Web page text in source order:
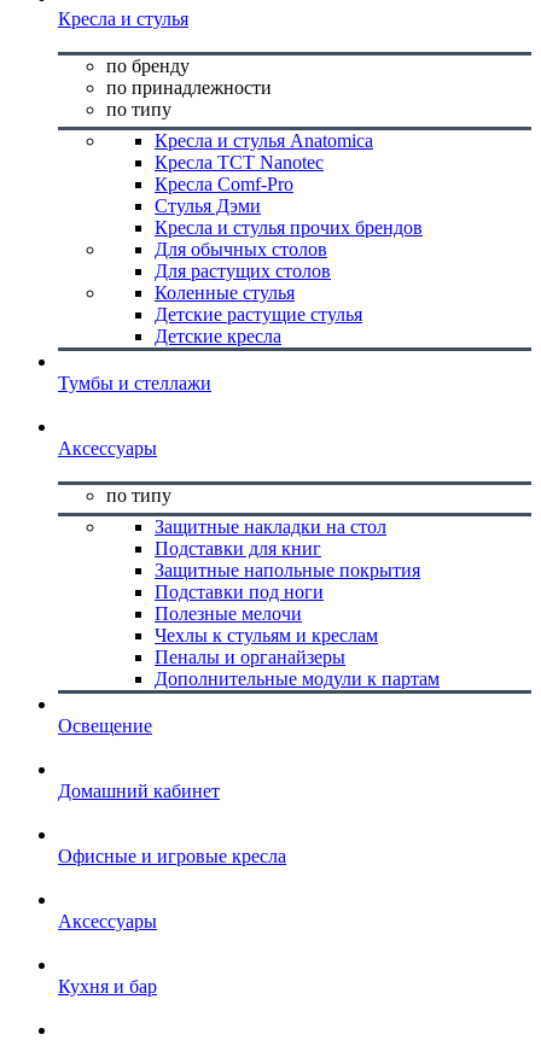
Кресла и стулья
по бренду
по принадлежности
по типу
Кресла и стулья Anatomica
Кресла TCT Nanotec
Кресла Comf-Pro
Стулья Дэми
Кресла и стулья прочих брендов
Для обычных столов
Для растущих столов
Коленные стулья
Детские растущие стулья
Детские кресла
Тумбы и стеллажи
Аксессуары
по типу
Защитные накладки на стол
Подставки для книг
Защитные напольные покрытия
Подставки под ноги
Полезные мелочи
Чехлы к стульям и креслам
Пеналы и органайзеры
Дополнительные модули к партам
Освещение
Домашний кабинет
Офисные и игровые кресла
Аксессуары
Кухня и бар